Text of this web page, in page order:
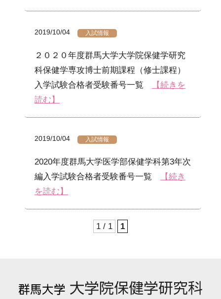
2019/10/04 入試情報
２０２０年度群馬大学大学院保健学研究
科保健学専攻博士前期課程（修士課程）
入学試験合格者受験番号一覧
【続きを
読む】
2019/10/04 入試情報
2020年度群馬大学医学部保健学科第3年次
編入学試験合格者受験番号一覧
【続き
を読む】
1 / 1 1